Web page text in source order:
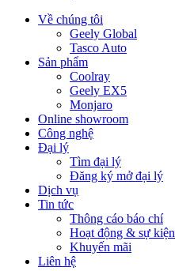
Về chúng tôi
Geely Global
Tasco Auto
Sản phẩm
Coolray
Geely EX5
Monjaro
Online showroom
Công nghệ
Đại lý
Tìm đại lý
Đăng ký mở đại lý
Dịch vụ
Tin tức
Thông cáo báo chí
Hoạt động & sự kiện
Khuyến mãi
Liên hệ